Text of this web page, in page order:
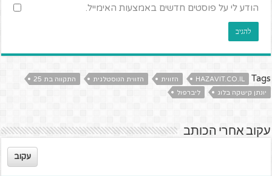
הודע לי על פוסטים חדשים באמצעות האימייל.
Tags
HAZAVIT.CO.IL הזווית הזווית הנוסטלגית
התקווה בת 25
יונתן קישקה בלוג
ליברפול
עקוב אחרי הכותב
עקוב